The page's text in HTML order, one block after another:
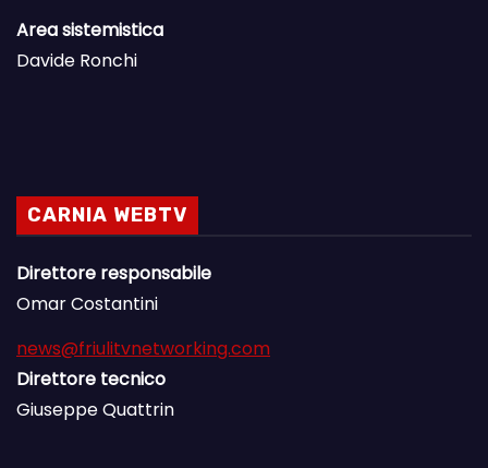
Area sistemistica
Davide Ronchi
CARNIA WEBTV
Direttore responsabile
Omar Costantini
news@friulitvnetworking.com
Direttore tecnico
Giuseppe Quattrin